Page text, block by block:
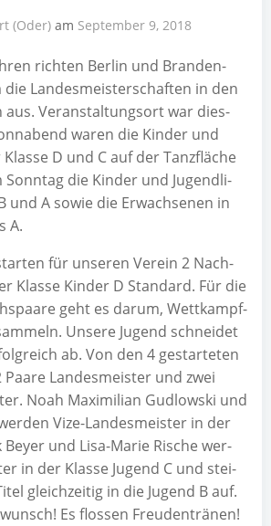
(Oder) am September 9, 2018
rich­ten Ber­lin und Bran­den­
Lan­des­meis­ter­schaf­ten in den
aus. Ver­an­stal­tungs­ort war dies­
waren die Kin­der und
D und C auf der Tanz­flä­che
Sonn­tag die Kin­der und Jugend­li­
und A sowie die Erwach­se­nen in
A.
für unse­ren Ver­ein 2 Nach­
Klas­se Kin­der D Stan­dard. Für die
geht es dar­um, Wett­kampf­
Unse­re Jugend schnei­det
ab. Von den 4 gestar­te­ten
Lan­des­meis­ter und zwei
Noah Maxi­mi­li­an Gud­low­ski und
Vize-Lan­des­meis­ter in der
Bey­er und Lisa-Marie Rische wer­
in der Klas­se Jugend C und stei­
gleich­zei­tig in die Jugend B auf.
Es flos­sen Freu­den­trä­nen!